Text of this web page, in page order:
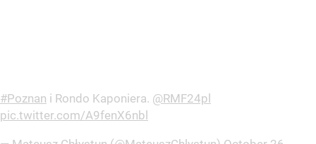
#Poznan i Rondo Kaponiera. @RMF24pl
pic.twitter.com/A9fenX6nbl